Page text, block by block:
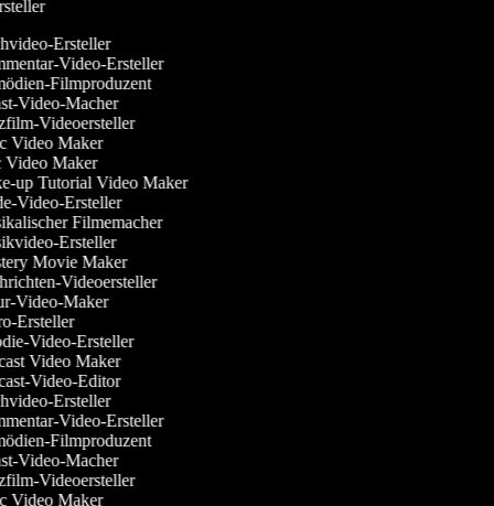
Ersteller
Video-Ersteller
Filmproduzent
Video-Macher
Videoersteller
Video Maker
Maker
up Tutorial Video Maker
Video-Ersteller
Filmemacher
Ersteller
Movie Maker
Videoersteller
Video-Maker
Ersteller
Video-Ersteller
Video Maker
Video-Editor
Ersteller
Video-Ersteller
Filmproduzent
Video-Macher
Videoersteller
Video Maker